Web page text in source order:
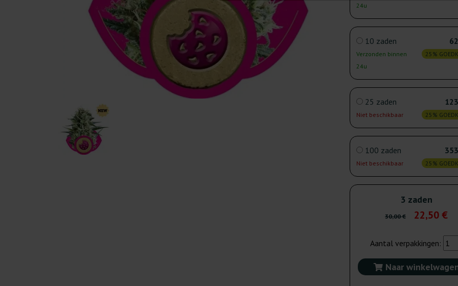
24u
10 zaden
Verzonden binnen
24u
25%
25 zaden
Niet beschikbaar 25%
100 zaden
Niet beschikbaar 25%
3 zaden
30,00 € 22,50 €
Aantal verpakkingen:
Naar